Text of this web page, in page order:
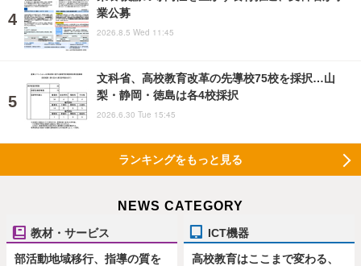
業公募
2026.8.5 Wed 11:45
文科省、高校教育改革の先導校75校を採択…山
梨・静岡・徳島は各4校採択
2026.6.30 Tue 15:45
ランキングをもっと見る
NEWS CATEGORY
教材・サービス
部活動地域移行、指導の質を
ICT機器
高校教育はここまで変わる、